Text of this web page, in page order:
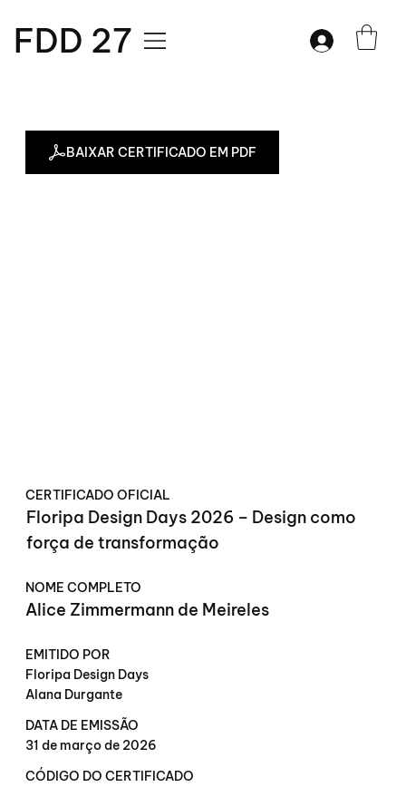
FDD 27
BAIXAR CERTIFICADO EM PDF
CERTIFICADO OFICIAL
Floripa Design Days 2026 – Design como
força de transformação
NOME COMPLETO
Alice Zimmermann de Meireles
DATA DE EMISSÃO
31 de março de 2026
EMITIDO POR
Floripa Design Days
Alana Durgante
CÓDIGO DO CERTIFICADO